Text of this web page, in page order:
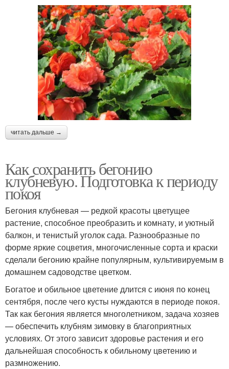
читать дальше →
Как сохранить бегонию
клубневую. Подготовка к периоду
покоя
Бегония клубневая — редкой красоты цветущее
растение, способное преобразить и комнату, и уютный
балкон, и тенистый уголок сада. Разнообразные по
форме яркие соцветия, многочисленные сорта и краски
сделали бегонию крайне популярным, культивируемым в
домашнем садоводстве цветком.
Богатое и обильное цветение длится с июня по конец
сентября, после чего кусты нуждаются в периоде покоя.
Так как бегония является многолетником, задача хозяев
— обеспечить клубням зимовку в благоприятных
условиях. От этого зависит здоровье растения и его
дальнейшая способность к обильному цветению и
размножению.